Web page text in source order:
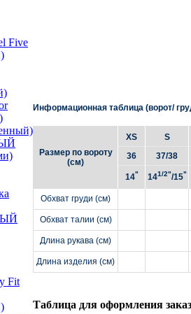
Five
Fit
Информационная таблица (ворот/
Размер по вороту
(см)
XS
36
14"
S
37/38
141/2"/15"
Обхват груди (см)
Обхват талии (см)
Длина рукава (см)
Длина изделия (см)
Таблица для оформления